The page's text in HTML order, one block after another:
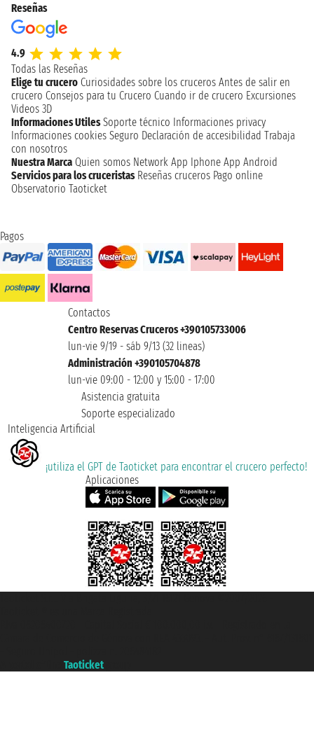
Reseñas
4.9
Todas las Reseñas
Elige tu crucero Curiosidades sobre los cruceros Antes de salir en
crucero Consejos para tu Crucero Cuando ir de crucero Excursiones
Videos 3D
Informaciones Utiles Soporte técnico Informaciones privacy
Informaciones cookies Seguro Declaración de accesibilidad Trabaja
con nosotros
Nuestra Marca Quien somos Network App Iphone App Android
Servicios para los cruceristas Reseñas cruceros Pago online
Observatorio Taoticket
Pagos
Contactos
Centro Reservas Cruceros +390105733006
lun-vie 9/19 - sáb 9/13 (32 lineas)
Administración +390105704878
lun-vie 09:00 - 12:00 y 15:00 - 17:00
Asistencia gratuita
Soporte especializado
Inteligencia Artificial
¡utiliza el GPT de Taoticket para encontrar el crucero perfecto!
Aplicaciones
Taoticket